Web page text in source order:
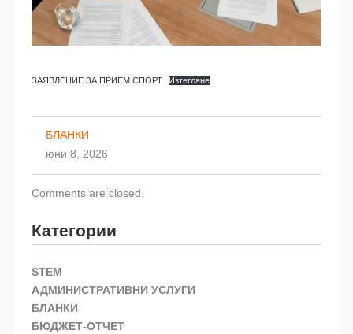
ЗАЯВЛЕНИЕ ЗА ПРИЕМ СПОРТ Изтегляне
БЛАНКИ
юни 8, 2026
Comments are closed.
Категории
STEM
АДМИНИСТРАТИВНИ УСЛУГИ
БЛАНКИ
БЮДЖЕТ-ОТЧЕТ